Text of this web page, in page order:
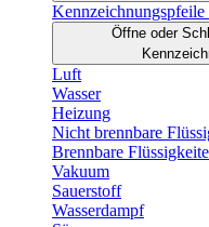
Öffne oder
Luft
Wasser
Heizung
Nicht brennbare
Brennbare
Vakuum
Sauerstoff
Wasserdampf